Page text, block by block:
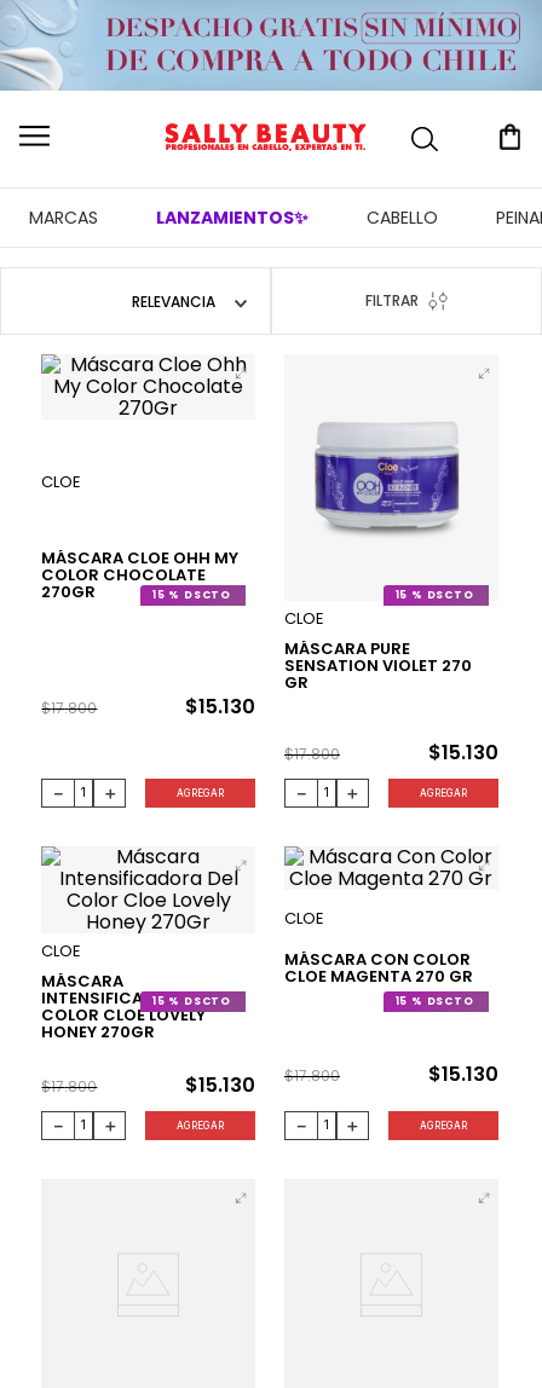
MARCAS LANZAMIENTOS✨ CABELLO
RELEVANCIA FILTRAR
CLOE
MÁSCARA CLOE OHH MY
COLOR CHOCOLATE
270GR 15 %
$17.800 $15.130
＋
－ AGREGAR
CLOE
MÁSCARA PURE
SENSATION VIOLET 270
GR
15 %
$17.800 $15.130
＋
－ AGREGAR
CLOE
MÁSCARA
INTENSIFICADORA DEL
COLOR CLOE LOVELY
HONEY 270GR
15 %
$17.800 $15.130
＋
－ AGREGAR
CLOE
MÁSCARA CON COLOR
CLOE MAGENTA 270 GR
15 %
$17.800 $15.130
＋
－ AGREGAR